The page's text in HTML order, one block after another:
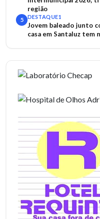
região
5 DESTAQUE1
Jovem baleado junto
casa em Santaluz